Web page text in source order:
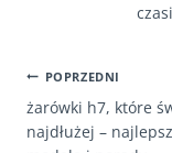
WPISU
POPRZEDNI
żarówki h7, które
najdłużej –